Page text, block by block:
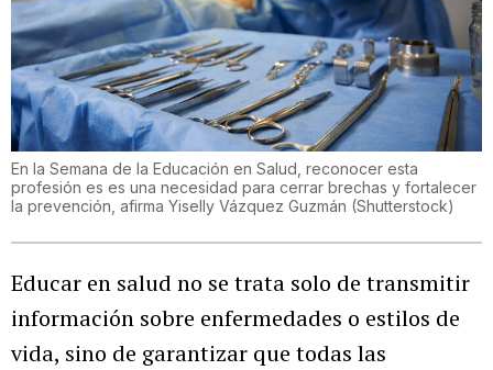
En la Semana de la Educación en Salud, reconocer esta
profesión es es una necesidad para cerrar brechas y fortalecer
la prevención, afirma Yiselly Vázquez Guzmán (Shutterstock)
Educar en salud no se trata solo de transmitir
información sobre enfermedades o estilos de
vida, sino de garantizar que todas las